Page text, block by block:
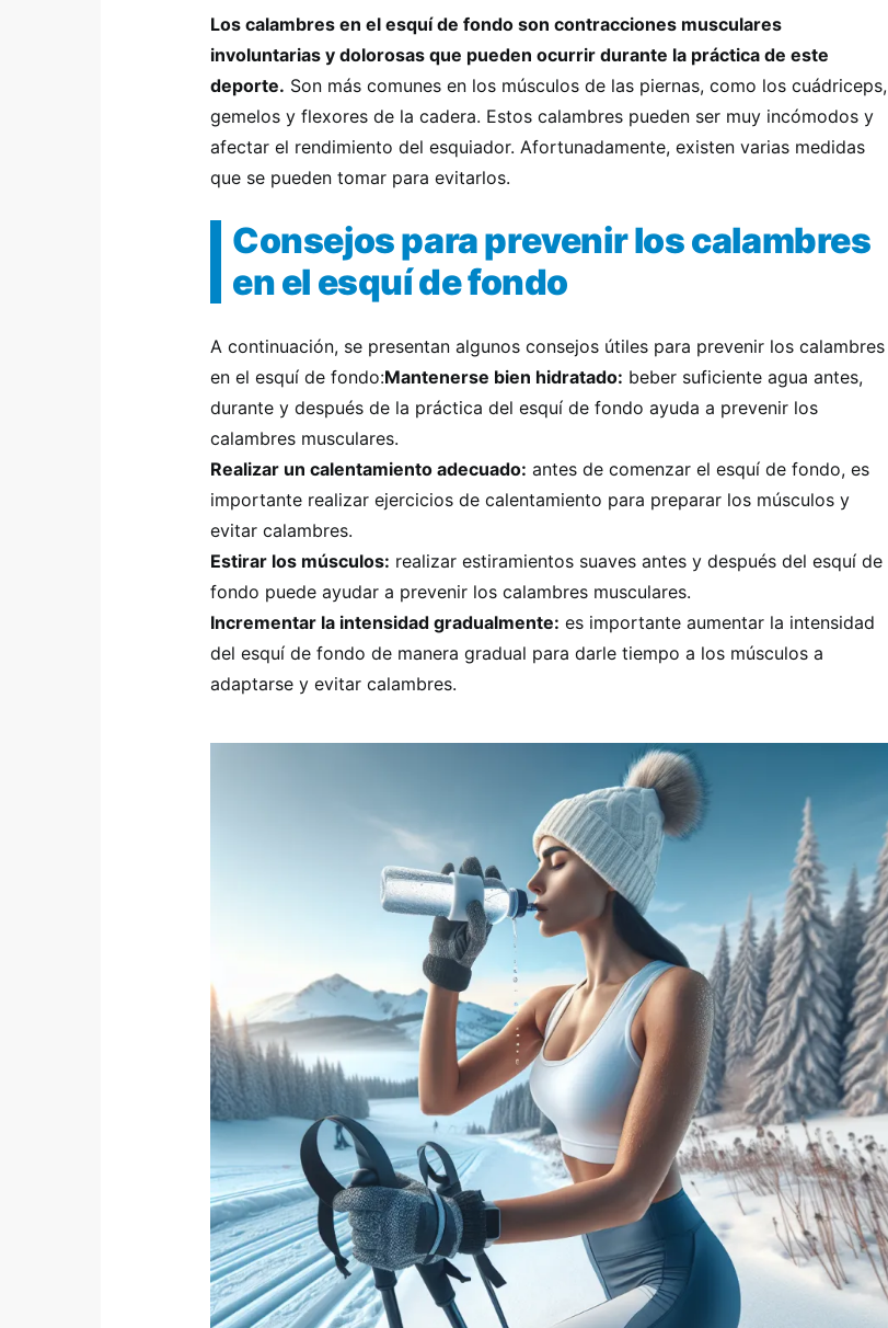
Los calambres en el esquí de fondo son contracciones musculares
involuntarias y dolorosas que pueden ocurrir durante la práctica de este
deporte. Son más comunes en los músculos de las piernas, como los cuádriceps,
gemelos y flexores de la cadera. Estos calambres pueden ser muy incómodos y
afectar el rendimiento del esquiador. Afortunadamente, existen varias medidas
que se pueden tomar para evitarlos.
Consejos para prevenir los calambres
en el esquí de fondo
A continuación, se presentan algunos consejos útiles para prevenir los calambres
en el esquí de fondo:Mantenerse bien hidratado: beber suficiente agua antes,
durante y después de la práctica del esquí de fondo ayuda a prevenir los
calambres musculares.
Realizar un calentamiento adecuado: antes de comenzar el esquí de fondo, es
importante realizar ejercicios de calentamiento para preparar los músculos y
evitar calambres.
Estirar los músculos: realizar estiramientos suaves antes y después del esquí de
fondo puede ayudar a prevenir los calambres musculares.
Incrementar la intensidad gradualmente: es importante aumentar la intensidad
del esquí de fondo de manera gradual para darle tiempo a los músculos a
adaptarse y evitar calambres.